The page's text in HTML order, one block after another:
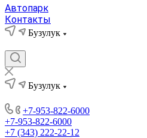
Автопарк
Контакты
Бузулук
Бузулук
+7-953-822-6000
+7-953-822-6000
+7 (343) 222-22-12